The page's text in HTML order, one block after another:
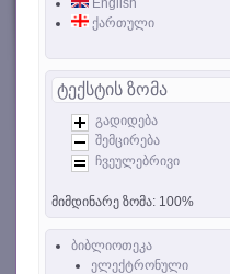
English
ქართული
ტექსტის ზომა
გადიდება
შემცირება
ჩვეულებრივი
მიმდინარე ზომა: 100%
ბიბლიოთეკა
ელექტრონული